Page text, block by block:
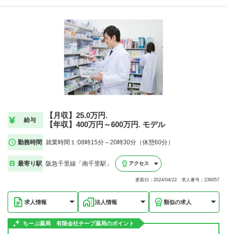
給与
【月収】25.0万円.
【年収】400万円～600万円. モデル
勤務時間 就業時間１:08時15分～20時30分（休憩60分）
最寄り駅 阪急千里線「南千里駅」 アクセス
更新日：2024/04/22 求人番号：236057
求人情報 法人情報 類似の求人
ちーぷ薬局 有限会社チープ薬局のポイント